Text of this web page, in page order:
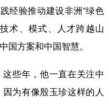
经验推动建设非洲“绿色
术、模式、人才跨越山
国方案和中国智慧。
些年，他一直在关注中
为有像殷玉珍这样的人